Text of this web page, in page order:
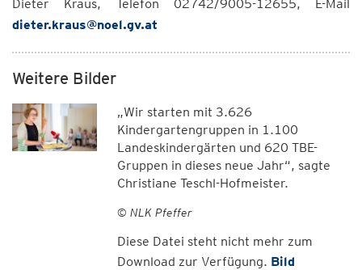
Dieter Kraus, Telefon 02742/9005-12655, E-Mail
dieter.kraus@noel.gv.at
Weitere Bilder
„Wir starten mit 3.626
Kindergartengruppen in 1.100
Landeskindergärten und 620 TBE-
Gruppen in dieses neue Jahr“, sagte
Christiane Teschl-Hofmeister.
© NLK Pfeffer
Diese Datei steht nicht mehr zum
Download zur Verfügung. Bild